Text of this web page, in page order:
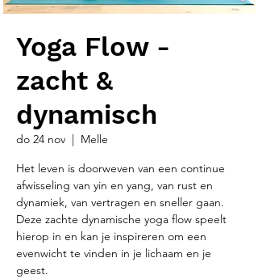
Yoga Flow -
zacht &
dynamisch
do 24 nov
  |
Melle
Het leven is doorweven van een continue
afwisseling van yin en yang, van rust en
dynamiek, van vertragen en sneller gaan.
Deze zachte dynamische yoga flow speelt
hierop in en kan je inspireren om een
evenwicht te vinden in je lichaam en je
geest.